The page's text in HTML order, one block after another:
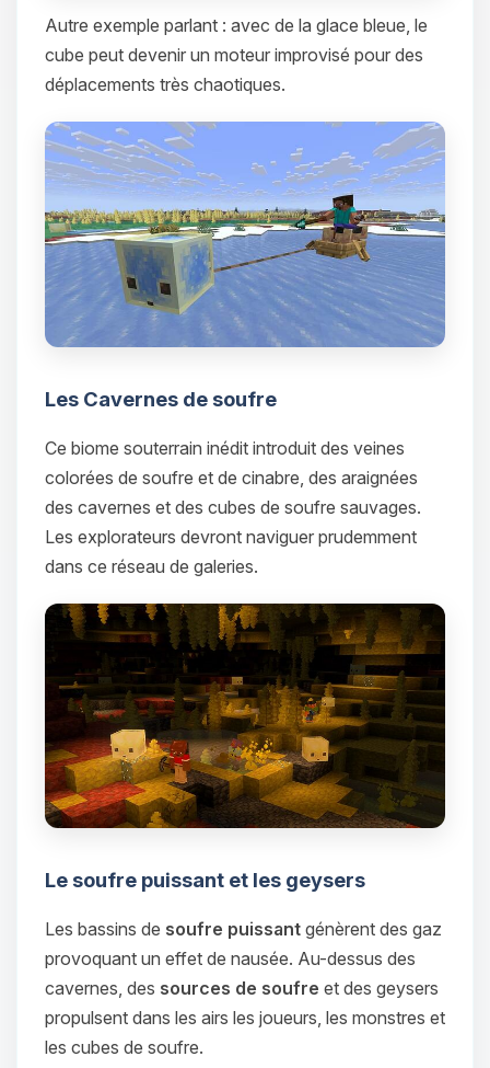
Autre exemple parlant : avec de la glace bleue, le
cube peut devenir un moteur improvisé pour des
déplacements très chaotiques.
Les Cavernes de soufre
Ce biome souterrain inédit introduit des veines
colorées de soufre et de cinabre, des araignées
des cavernes et des cubes de soufre sauvages.
Les explorateurs devront naviguer prudemment
dans ce réseau de galeries.
Le soufre puissant et les geysers
Les bassins de soufre puissant génèrent des gaz
provoquant un effet de nausée. Au-dessus des
cavernes, des sources de soufre et des geysers
propulsent dans les airs les joueurs, les monstres et
les cubes de soufre.Youpi, enfin quelqu’un pour me